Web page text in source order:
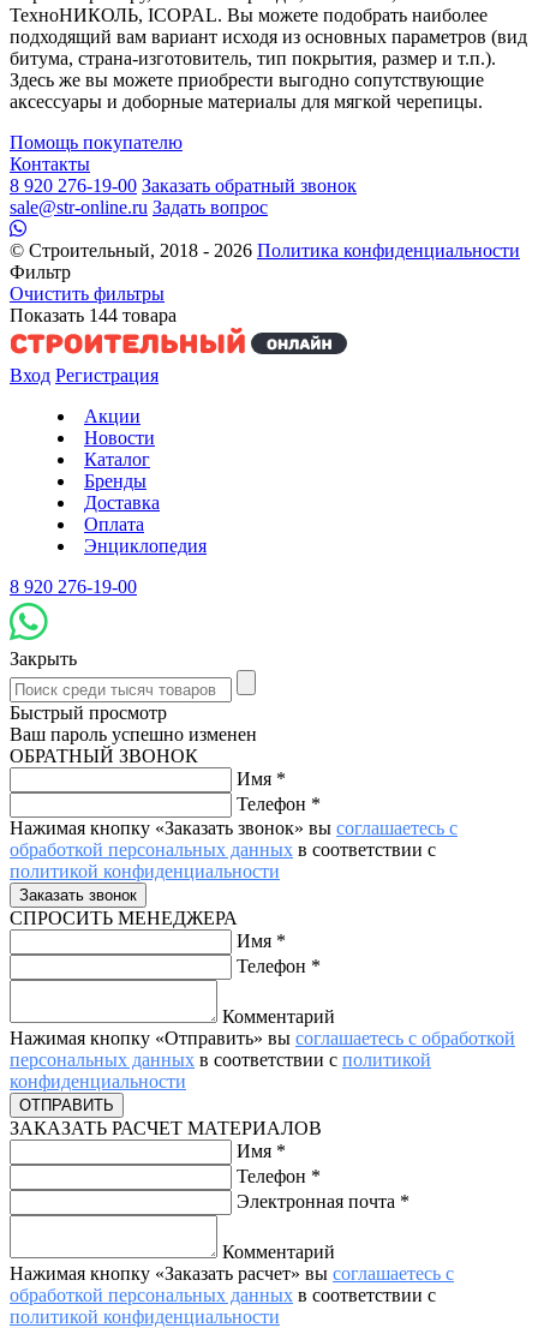
ТехноНИКОЛЬ, ICOPAL. Вы можете подобрать наиболее
подходящий вам вариант исходя из основных параметров (вид
битума, страна-изготовитель, тип покрытия, размер и т.п.).
Здесь же вы можете приобрести выгодно сопутствующие
аксессуары и доборные материалы для мягкой черепицы.
Помощь покупателю
Контакты
8 920 276-19-00 Заказать обратный звонок
sale@str-online.ru Задать вопрос
© Строительный, 2018 - 2026 Политика конфиденциальности
Фильтр
Очистить фильтры
Показать 144 товара
Вход Регистрация
Акции
Новости
Каталог
Бренды
Доставка
Оплата
Энциклопедия
8 920 276-19-00
Закрыть
Быстрый просмотр
Ваш пароль успешно изменен
ОБРАТНЫЙ ЗВОНОК
Имя *
Телефон *
Нажимая кнопку «Заказать звонок» вы соглашаетесь с
обработкой персональных данных в соответствии с
политикой конфиденциальности
СПРОСИТЬ МЕНЕДЖЕРА
Имя *
Телефон *
Комментарий
Нажимая кнопку «Отправить» вы соглашаетесь с обработкой
персональных данных в соответствии с политикой
конфиденциальности
ЗАКАЗАТЬ РАСЧЕТ МАТЕРИАЛОВ
Имя *
Телефон *
Электронная почта *
Комментарий
Нажимая кнопку «Заказать расчет» вы соглашаетесь с
обработкой персональных данных в соответствии с
политикой конфиденциальности